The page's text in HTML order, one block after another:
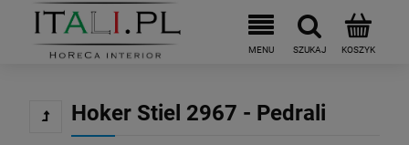
Hoker Stiel 2967 - Pedrali